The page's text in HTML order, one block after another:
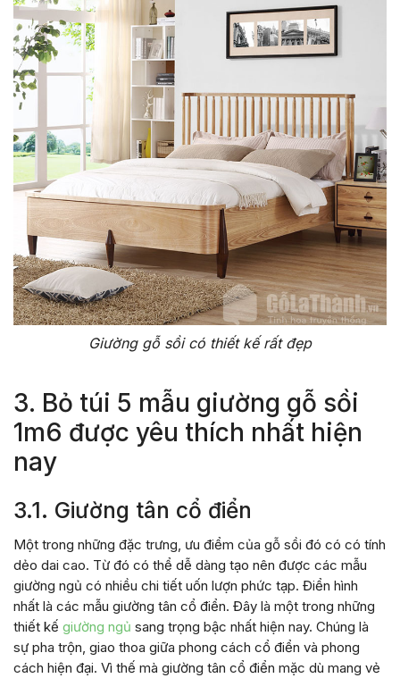
Giường gỗ sồi có thiết kế rất đẹp
3. Bỏ túi 5 mẫu giường gỗ sồi
1m6 được yêu thích nhất hiện
nay
3.1. Giường tân cổ điển
Một trong những đặc trưng, ưu điểm của gỗ sồi đó có có tính
dẻo dai cao. Từ đó có thể dễ dàng tạo nên được các mẫu
giường ngủ có nhiều chi tiết uốn lượn phức tạp. Điển hình
nhất là các mẫu giường tân cổ điển. Đây là một trong những
thiết kế giường ngủ sang trọng bậc nhất hiện nay. Chúng là
sự pha trộn, giao thoa giữa phong cách cổ điển và phong
cách hiện đại. Vì thế mà giường tân cổ điển mặc dù mang vẻ